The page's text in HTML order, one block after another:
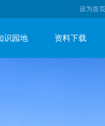
设为首页
识园地 资料下载